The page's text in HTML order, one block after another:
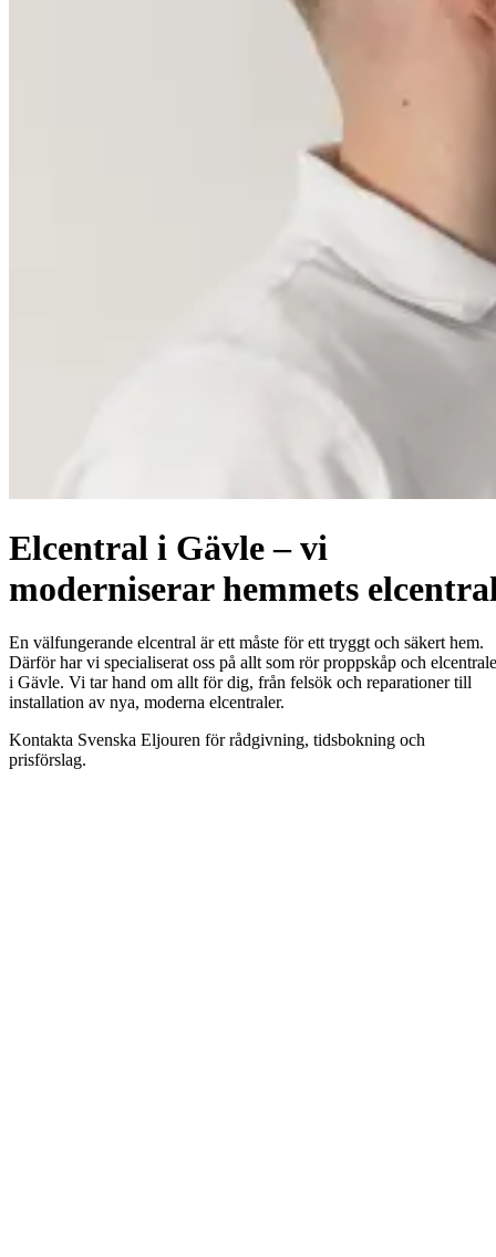
Elcentral i Gävle – vi
moderniserar hemmets
En välfungerande elcentral är ett måste för ett tryggt och säkert hem.
Därför har vi specialiserat oss på allt som rör proppskåp och
i Gävle. Vi tar hand om allt för dig, från felsök och reparationer till
installation av nya, moderna elcentraler.
Kontakta Svenska Eljouren för rådgivning, tidsbokning och
prisförslag.